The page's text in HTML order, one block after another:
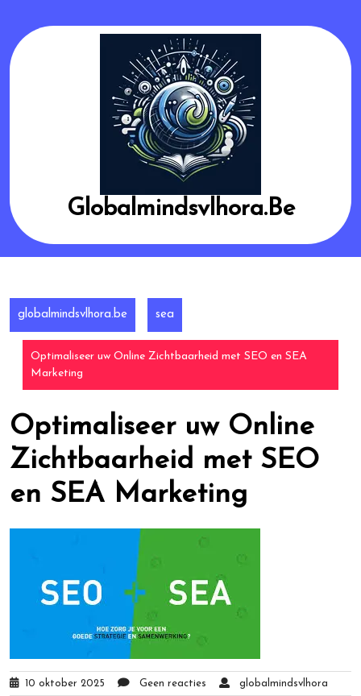
content
Globalmindsvlhora.be
globalmindsvlhora.be sea
Optimaliseer uw Online Zichtbaarheid met SEO en SEA
Marketing
Optimaliseer uw Online
Zichtbaarheid met SEO
en SEA Marketing
10 oktober 2025 Geen reacties globalmindsvlhora